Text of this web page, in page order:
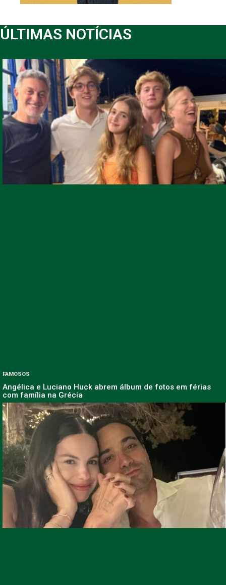
ÚLTIMAS NOTÍCIAS
FAMOSOS
Angélica e Luciano Huck abrem álbum de fotos em férias
com família na Grécia